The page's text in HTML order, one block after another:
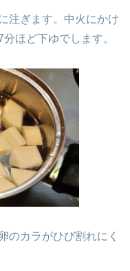
注ぎます。中火にかけ
ほど下ゆでします。
のカラがひび割れにく